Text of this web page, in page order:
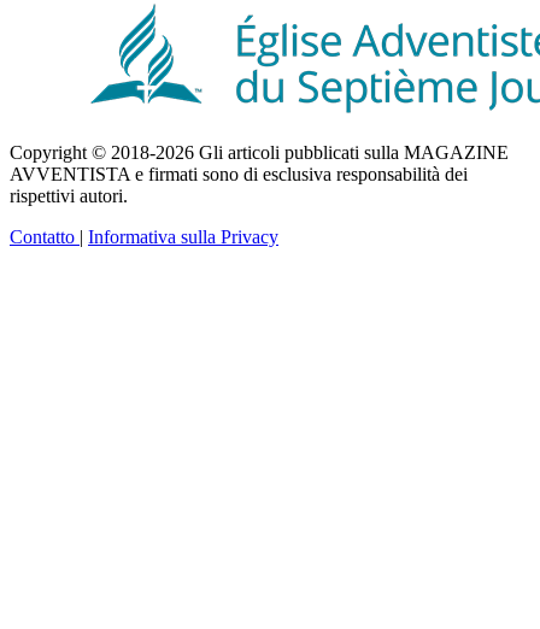
Copyright © 2018-2026 Gli articoli pubblicati sulla MAGAZINE
AVVENTISTA e firmati sono di esclusiva responsabilità dei
rispettivi autori.
Contatto | Informativa sulla Privacy